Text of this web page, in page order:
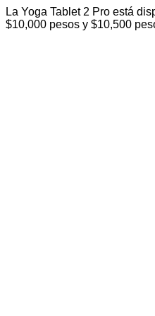
La Yoga Tablet 2 Pro está
$10,000 pesos y $10,500